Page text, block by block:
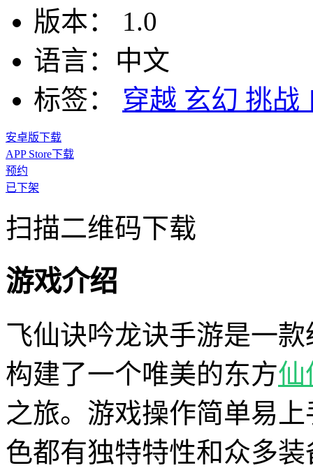
版本：
1.0
语言： 中文
标签：
穿越 玄幻 挑战
安卓版下载
APP Store下载
预约
已下架
扫描二维码下载
游戏介绍
飞仙诀吟龙诀手游是一
构建了一个唯美的东方仙
之旅。游戏操作简单易上
色都有独特特性和众多